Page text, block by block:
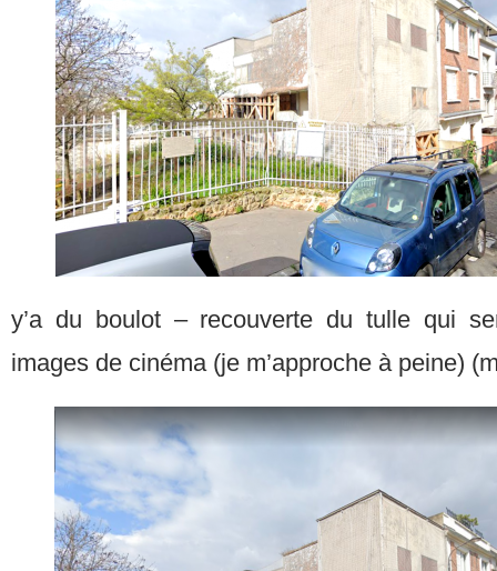
y’a du boulot – recouverte du tulle qui
images de cinéma (je m’approche à peine)